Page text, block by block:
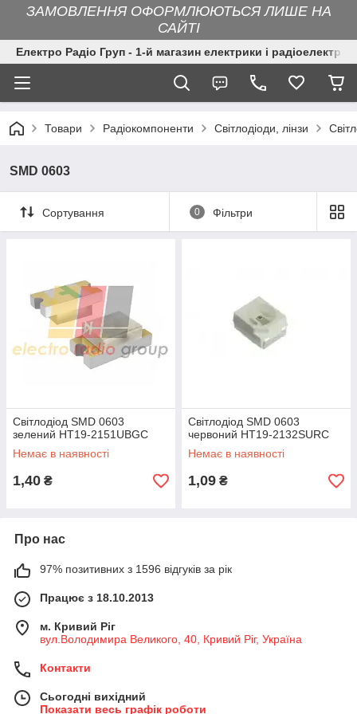
ЗАМОВЛЕННЯ ОФОРМЛЮЮТЬСЯ ЛИШЕ НА
САЙТІ
Електро Радіо Груп - 1-й магазин електрики і
Товари Радіокомпоненти Світлодіоди, лінзи
SMD 0603
Сортування 0 Фільтри
Світлодіод SMD 0603
зелений HT19-2151UBGC
Немає в наявності
1,40 ₴
Світлодіод SMD 0603
червоний HT19-2132SURC
Немає в наявності
1,09 ₴
Про нас
97% позитивних з 1596 відгуків за рік
Працює з 18.10.2013
м. Кривий Ріг
вул.Володимира Великого, 40, Кривий Ріг, Україна
Контакти
Сьогодні вихідний
Показати весь графік роботи